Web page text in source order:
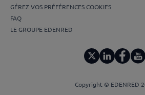
GÉREZ VOS PRÉFÉRENCES COOKIES
FAQ
LE GROUPE EDENRED
Copyright © EDENRED